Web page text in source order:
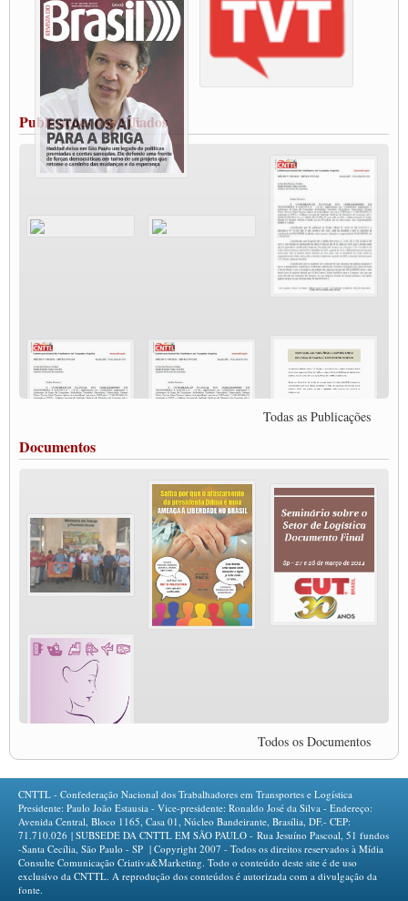
Paralisação dos Caminhoneiros na #BR285, entrocamento que liga o Mercosul ao
Rio Grande
Caminhoneiros bloqueiam duas faixas na Castello Branco e fazem protesto
Modal-Live #13 Aumento da Violência Contra Mulher e o Adoecimento da Classe
Trabalhadora em Tempos de Pandemia
MODAL-LIVE#12 POLÍTICAS PÚBLICAS DE TRANSPORTE PARA A
CLASSE TRABALHADORA E ELEIÇÕES NA PANDEMIA
MODAL-LIVE#11 POLÍTICAS PÚBLICAS DE TRANSPORTE
JUVENTUDE DO TRANSPORTE: POR QUE DEVEMOS NOS ORGANIZAR?
Fabio Primo testa positivo para Coronavírus, mas está bem de saúde
Modal-Live#9 Quais são os direitos dos trabalhador@s que contraem a Covid-19 na
Participe da Campanha Fora Bolsonaro
CNTTL e FECOOTAC apoiam Campanha de testes de COVID-19 para
MODAL-LIVE#8 - Lideranças sindicais da CNTTL, CGTB e dos caminhoneiros
O PAPEL DA ITF E FUTAC NAS LUTAS, EMPREGO, DIREITOS EM
ESCALA GLOBAL E DA DEFESA DA VIDA
Modal-Live #6: Com participação especial do professor da Unisinos e Doutor em
Ciências da Comunicação da USP, Rafael Grohmann, que coordena uma pesquisa
MODAL-LIVE #5 IMPACTOS DA COVID-19 NO TRABALHO VIÁRIO
(15/06/2020)
MODAL-LIVE #4 A privatização da gestão portuária e a Pandemia (9/06/2020)
MODAL-LIVE #4 A privatização da gestão portuária e a Pandemia (9/06/2020)
MODAL-LIVE #3 Impactos da COVID-19 na aviação (8/06/2020)
MODAL-LIVE #3 Impactos da COVID-19 na aviação (8/06/2020)
MODAL-LIVE #3 Impactos da COVID-19 na aviação (8/06/2020)
MODAL-LIVE #3 Impactos da COVID-19 na aviação (8/06/2020)
MODAL-LIVE #2 Os Impactos da COVID-19 no Trabalho Metroferroviário
(2/06/2020)
MODAL-LIVE #1 Data-base da categoria rodoviária e a pandemia de COVID-19
Paulinho, presidente da CNTTL, fala sobre a Greve dos Caminhoneiros anunciada
para o dia 16/12/2019
Ricardo Maldonado - Presidente da FUTAC
José Augustin Penilla - Oraganização de Táxi da Cidade do México
Fermín Umpierres - SNTP - Cuba
Miguel Quezada - ERCO - Equador
Javier Navarro - AST - Espanha
Publicações dos Filiados
Todas as Publicações
Documentos
Todos os Documentos
CNTTL - Confederação Nacional dos Trabalhadores em Transportes e Logística
Presidente: Paulo João Estausia - Vice-presidente: Ronaldo José da Silva - Endereço:
Avenida Central, Bloco 1165, Casa 01, Núcleo Bandeirante, Brasília, DF.- CEP:
71.710.026 | SUBSEDE DA CNTTL EM SÃO PAULO - Rua Jesuíno Pascoal, 51 fundos
-Santa Cecília, São Paulo - SP | Copyright 2007 - Todos os direitos reservados à Mídia
Consulte Comunicação Criativa&Marketing. Todo o conteúdo deste site é de uso
exclusivo da CNTTL. A reprodução dos conteúdos é autorizada com a divulgação da
fonte.